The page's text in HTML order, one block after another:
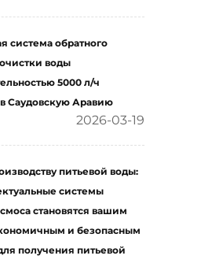
система обратного
воды
5000 л/ч
Саудовскую Аравию
2026-03-19
питьевой воды:
системы
становятся вашим
и безопасным
получения питьевой